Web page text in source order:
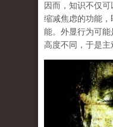
因而，知识不仅
缩减焦虑的功能
能。外显行为可
高度不同，于是主